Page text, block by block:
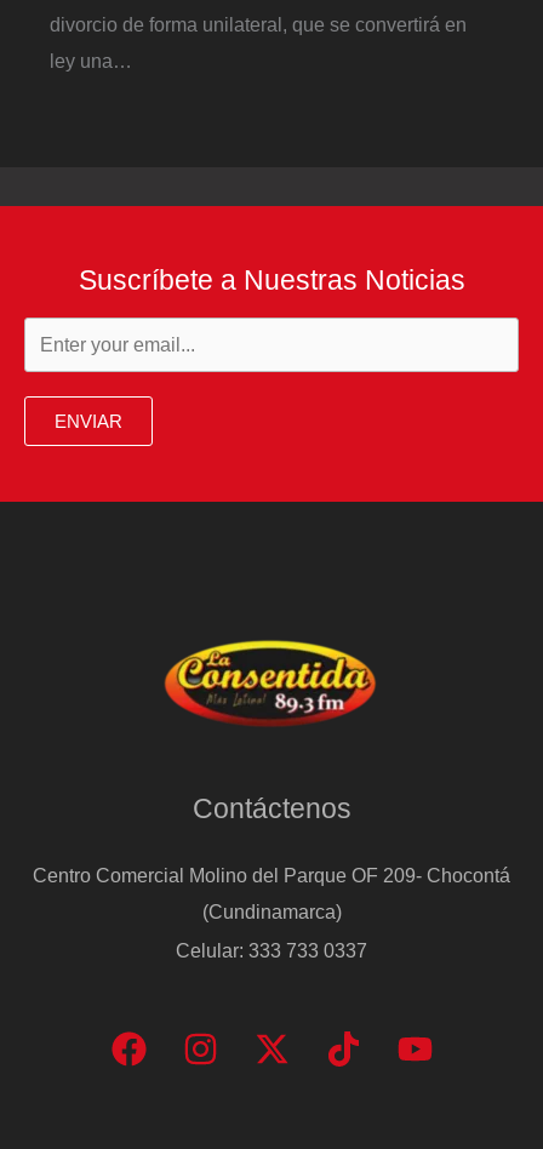
divorcio de forma unilateral, que se convertirá en
ley una…
Suscríbete a Nuestras Noticias
ENVIAR
Contáctenos
Centro Comercial Molino del Parque OF 209- Chocontá
(Cundinamarca)
Celular: 333 733 0337